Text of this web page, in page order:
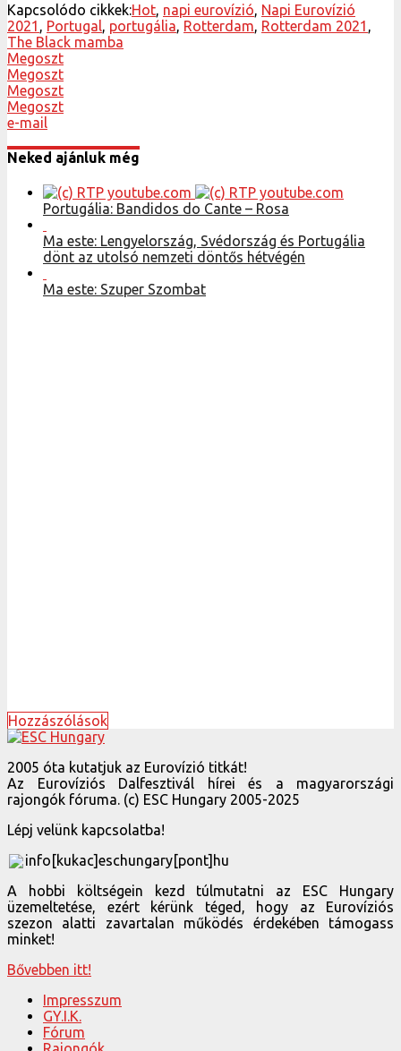
Kapcsolódo cikkek:Hot, napi eurovízió, Napi Eurovízió
2021 , Portugal, portugália, Rotterdam, Rotterdam 2021 ,
The Black mamba
Megoszt
Megoszt
Megoszt
Megoszt
e-mail
Neked ajánluk még
Portugália: Bandidos do Cante – Rosa
Ma este: Lengyelország, Svédország és Portugália
dönt az utolsó nemzeti döntős hétvégén
Ma este: Szuper Szombat
Hozzászólások
2005 óta kutatjuk az Eurovízió titkát!
Az Eurovíziós Dalfesztivál hírei és a magyarországi
rajongók fóruma. (c) ESC Hungary 2005-2025
Lépj velünk kapcsolatba!
info[kukac]eschungary[pont]hu
A hobbi költségein kezd túlmutatni az ESC Hungary
üzemeltetése, ezért kérünk téged, hogy az Eurovíziós
szezon alatti zavartalan működés érdekében támogass
minket!
Bővebben itt!
Impresszum
GY.I.K.
Fórum